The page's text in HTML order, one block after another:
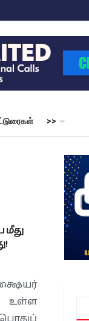
>>
உள்ள